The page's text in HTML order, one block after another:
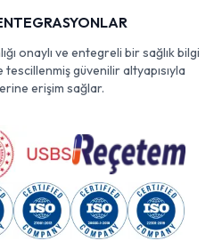
onaylı ve entegreli bir sağlık bilgi
güvenilir altyapısıyla
erişim sağlar.